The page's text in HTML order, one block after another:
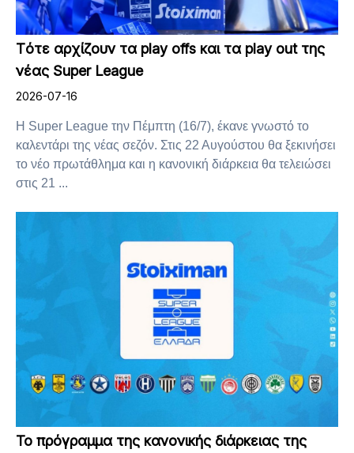
Tότε αρχίζουν τα play offs και τα play out της
νέας Super League
2026-07-16
Η Super League την Πέμπτη (16/7), έκανε γνωστό το
καλεντάρι της νέας σεζόν. Στις 22 Αυγούστου θα ξεκινήσει
το νέο πρωτάθλημα και η κανονική διάρκεια θα τελειώσει
στις 21 ...
Το πρόγραμμα της κανονικής διάρκειας της